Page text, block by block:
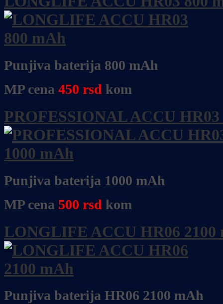
Punjiva baterija 800 mAh
MP cena 450 rsd kom
PROFESSIONAL ACCU HR03
Punjiva baterija 1000 mAh
MP cena 500 rsd kom
LONGLIFE ACCU HR06 2100
Punjiva baterija HR06 2100 mAh